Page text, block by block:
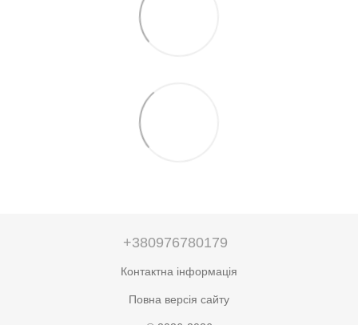
+380976780179
Контактна інформація
Повна версія сайту